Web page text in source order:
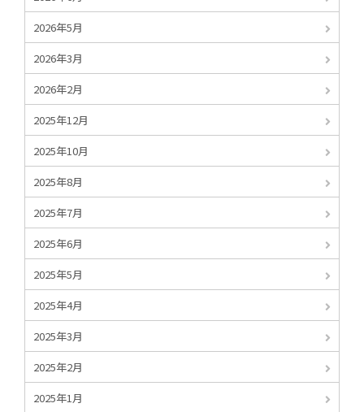
2026年5月
2026年3月
2026年2月
2025年12月
2025年10月
2025年8月
2025年7月
2025年6月
2025年5月
2025年4月
2025年3月
2025年2月
2025年1月